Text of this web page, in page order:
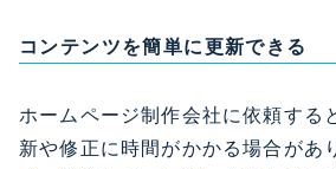
コンテンツを簡単に更新できる
ホームページ制作会社に依頼する
新や修正に時間がかかる場合があ